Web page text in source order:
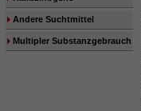
Andere Suchtmittel
Multipler Substanzgebrauch